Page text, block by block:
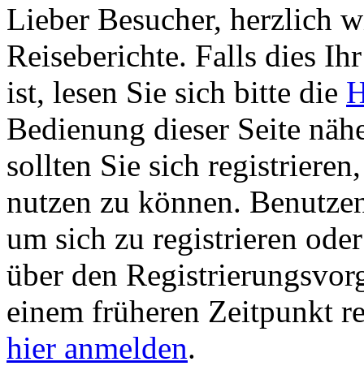
Lieber Besucher, herzlich
Reiseberichte. Falls dies
ist, lesen Sie sich bitte die
Bedienung dieser Seite
sollten Sie sich
nutzen zu können.
um sich zu registrieren
über den
einem früheren Zeitpunkt
hier anmelden.